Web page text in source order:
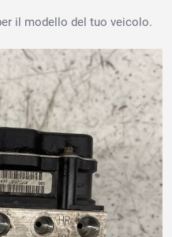
il modello del tuo veicolo.